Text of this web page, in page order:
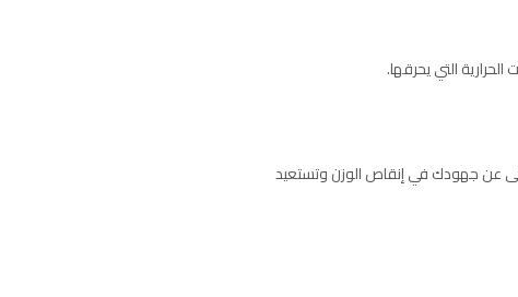
التي يحرقها.
عن جهودك في إنقاص الوزن وتستعيد